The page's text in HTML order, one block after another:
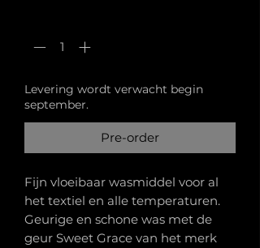
Levering wordt verwacht begin
september.
Pre-order
Fijn vloeibaar wasmiddel voor al
het textiel en alle temperaturen.
Geurige en schone was met de
geur Sweet Grace van het merk